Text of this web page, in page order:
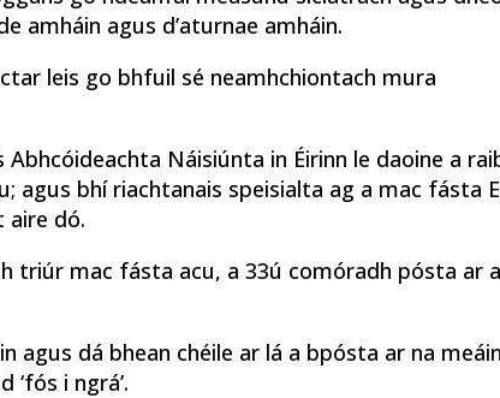
amháin agus d’aturnae amháin.
leis go bhfuil sé neamhchiontach mura
Abhcóideachta Náisiúnta in Éirinn le daoine a
agus bhí riachtanais speisialta ag a mac fásta
aire dó.
triúr mac fásta acu, a 33ú comóradh pósta ar
agus dá bhean chéile ar lá a bpósta ar na meáin
‘fós i ngrá’.